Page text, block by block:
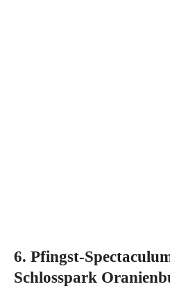
6. Pfingst-
Schlosspark